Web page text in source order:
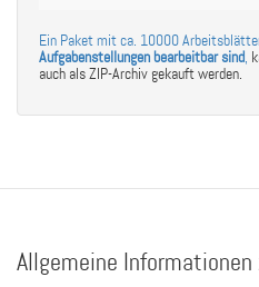
Ein Paket mit ca. 10000
Aufgabenstellungen bearbeitbar sind,
auch als ZIP-Archiv gekauft werden.
Allgemeine